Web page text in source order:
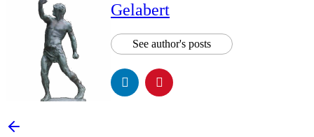
Gelabert
See author's posts